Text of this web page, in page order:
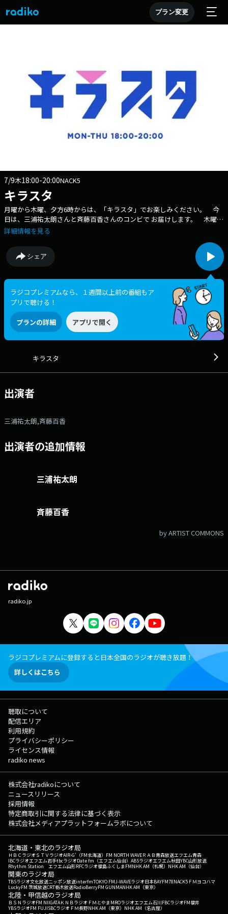
プラン変更
7/9木18:00-20:00NACK5
キラスタ
月曜から木曜、夕方6時からは、「キラスタ」でお楽しみください。 今
日は、三浦祐太朗さんと斉藤百香さんのコンビで お届けします。 木曜日
はアニメ色 濃いめでオンエア中。 木曜限定コーナー「ちょっと いま
力や新メニューを ご紹介しています。 そして7時台には、声優の広瀬
裕也さんがゲスト出演します。 また、キラスタでは、メッセージと、
Xの投稿を募集中。 メッセージはキラスタの番組ページから、 Xは ＃
キラスタ です。 【メッセージフォーム】 番組へのメッセー
ジ 聞いてよ 酒井くん！（月曜コーナー） 真っ赤っかデータベース
（火曜コーナー） バカジェクトX ～挑戦したバカたち～（火曜コーナ
ー） あつまれ ハッピーなやつ（火曜コーナー） MY家庭用語大辞
典（火曜コーナー） 生きとったんかワレ（火曜コーナー） 【ちょ
っと いまから とんでん こばなし】（木曜コーナー）
詳細情報を見る
シェア
ラジコプレミアムなら、１週間以上前の番組もア
プリで聴ける！
プランの詳細 アプリで開く
キラスタ
出演者
三浦祐太朗,斉藤百香
出演者の追加情報
三浦祐太朗
斉藤百香
by ARTIST COMMONS
radiko.jp
ラジコプレミアムに登録すると日本全国のラジオが聴き放題！
詳しくはこちら
聴取について
配信エリア
利用規約
プライバシーポリシー
ライセンス情報
radiko news
株式会社radikoについて
ニュースリリース
採用情報
特定商取引に関する法律に基づく表示
株式会社メディアプラットフォームラボについて
北海道・東北のラジオ局
ＨＢＣラジオＳＴＶラジオAIR-G'（FM北海道） FM NORTH WAVEＲＡＢ青森放送エフエム青森
IBCラジオエフエム岩手tbcラジオDate fm（エフエム仙台） ABSラジオエフエム秋田YBC山形放送
Rhythm Station エフエム山形RFCラジオ福島ふくしまFMNHK AM（札幌） NHK AM（仙台）
関東のラジオ局
TBSラジオ文化放送ニッポン放送interfmTOKYO FMJ-WAVEラジオ日本BAYFM78NACK5 ＦＭヨコハマ
LuckyFM 茨城放送CRT栃木放送RadioBerryFM GUNMANHK AM（東京）
北陸・甲信越のラジオ局
ＢＳＮラジオFM NIIGATAＫＮＢラジオ ＦＭとやまMROラジオエフエム石川FBCラジオFM福井
YBSラジオFM FUJISBCラジオ ＦＭ長野NHK AM（東京） NHK AM（名古屋）